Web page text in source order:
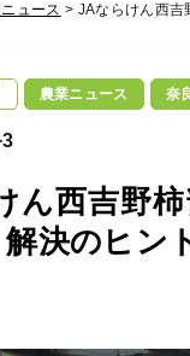
ュース > JAならけん西吉
農業ニュース 奈
ん西吉野
決のヒン